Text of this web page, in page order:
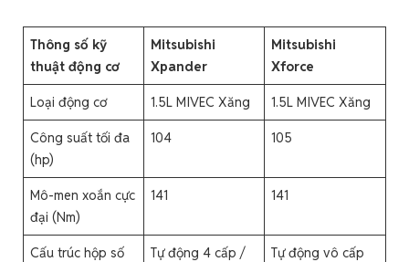
Thông số kỹ
thuật động cơ
Mitsubishi
Xpander
Mitsubishi
Xforce
Loại động cơ 1.5L MIVEC Xăng 1.5L MIVEC Xăng
Công suất tối đa
(hp)
104 105
Mô-men xoắn cực
đại (Nm)
141 141
Cấu trúc hộp số
Tự động 4 cấp /
Tự động vô cấp